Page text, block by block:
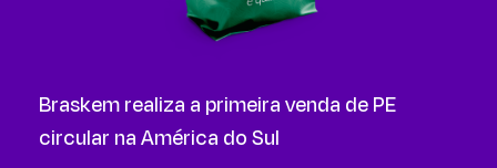
Braskem realiza a primeira venda de PE
circular na América do Sul